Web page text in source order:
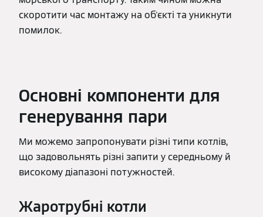
скоротити час монтажу на об'єкті та уникнути
помилок.
Основні компоненти для
генерування пари
Ми можемо запропонувати різні типи котлів,
що задовольнять різні запити у середньому й
високому діапазоні потужностей.
Жаротрубні котли